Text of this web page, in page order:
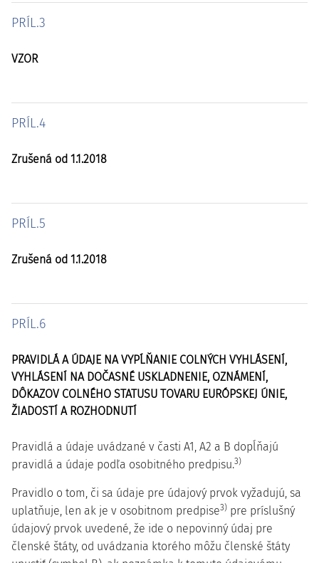
PRÍL.3
VZOR
PRÍL.4
Zrušená od 1.1.2018
PRÍL.5
Zrušená od 1.1.2018
PRÍL.6
PRAVIDLÁ A ÚDAJE NA VYPĹŇANIE COLNÝCH VYHLÁSENÍ,
VYHLÁSENÍ NA DOČASNÉ USKLADNENIE, OZNÁMENÍ,
DÔKAZOV COLNÉHO STATUSU TOVARU EURÓPSKEJ ÚNIE,
ŽIADOSTÍ A ROZHODNUTÍ
Pravidlá a údaje uvádzané v časti A1, A2 a B dopĺňajú
pravidlá a údaje podľa osobitného predpisu.3)
Pravidlo o tom, či sa údaje pre údajový prvok vyžadujú, sa
uplatňuje, len ak je v osobitnom predpise3) pre príslušný
údajový prvok uvedené, že ide o nepovinný údaj pre
členské štáty, od uvádzania ktorého môžu členské štáty